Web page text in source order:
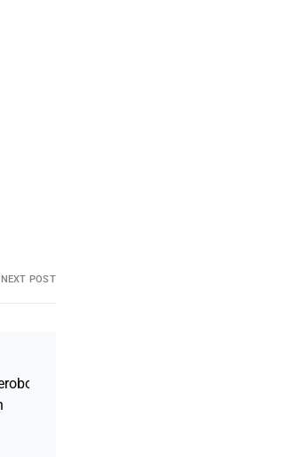
NEXT POST